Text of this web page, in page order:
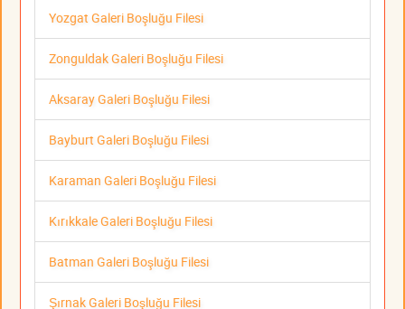
Yozgat Galeri Boşluğu Filesi
Zonguldak Galeri Boşluğu Filesi
Aksaray Galeri Boşluğu Filesi
Bayburt Galeri Boşluğu Filesi
Karaman Galeri Boşluğu Filesi
Kırıkkale Galeri Boşluğu Filesi
Batman Galeri Boşluğu Filesi
Şırnak Galeri Boşluğu Filesi